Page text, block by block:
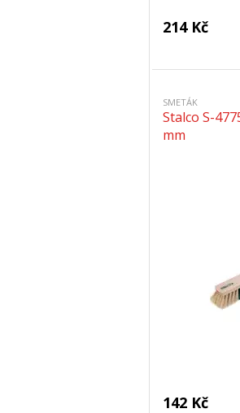
214 Kč
SMETÁK
Stalco S-
mm
142 Kč